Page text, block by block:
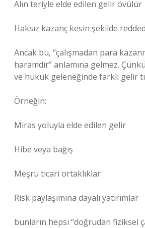
Alın teriyle elde edilen gelir övülür
Haksız kazanç kesin şekilde
Ancak bu, “çalışmadan para
haramdır” anlamına gelmez.
ve hukuk geleneğinde farklı gelir
Örneğin:
Miras yoluyla elde edilen gelir
Hibe veya bağış
Meşru ticari ortaklıklar
Risk paylaşımına dayalı yatırımlar
bunların hepsi “doğrudan fiziksel